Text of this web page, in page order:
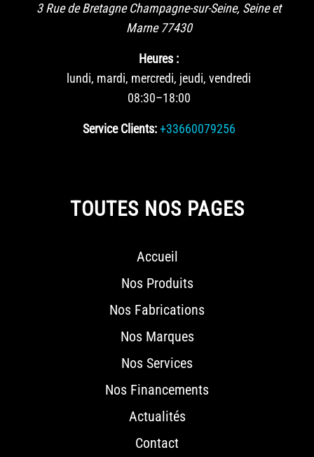
3 Rue de Bretagne Champagne-sur-Seine, Seine et
Marne 77430
Heures :
lundi, mardi, mercredi, jeudi, vendredi
08:30–18:00
Service Clients: +33660079256
TOUTES NOS PAGES
Accueil
Nos Produits
Nos Fabrications
Nos Marques
Nos Services
Nos Financements
Actualités
Contact